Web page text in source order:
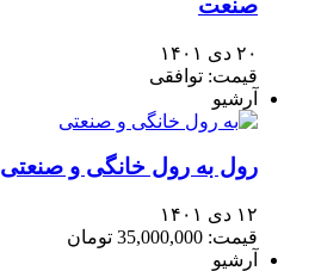
صنعت
۲۰ دی ۱۴۰۱
قیمت: توافقی
آرشیو
رول به رول خانگی و صنعتی
۱۲ دی ۱۴۰۱
قیمت: 35,000,000 تومان
آرشیو